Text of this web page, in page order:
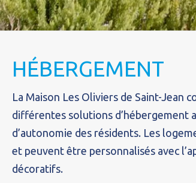
HÉBERGEMENT
La Maison Les Oliviers de Saint-Jean
différentes solutions d’hébergement
d’autonomie des résidents. Les
et peuvent être personnalisés avec
décoratifs.